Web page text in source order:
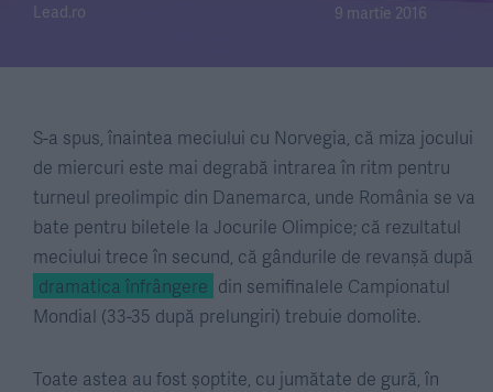
Lead.ro 9 martie 2016
S-a spus, înaintea meciului cu Norvegia, că miza jocului
de miercuri este mai degrabă intrarea în ritm pentru
turneul preolimpic din Danemarca, unde România se va
bate pentru biletele la Jocurile Olimpice; că rezultatul
meciului trece în secund, că gândurile de revanșă după
dramatica înfrângere din semifinalele Campionatul
Mondial (33-35 după prelungiri) trebuie domolite.
Toate astea au fost șoptite, cu jumătate de gură, în